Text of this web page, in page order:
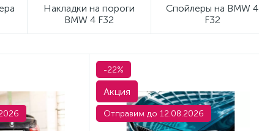
Накладки на пороги
BMW 4 F32
Спойлеры на BMW 4
F32
-22%
Акция
Отправим до 12.08.2026